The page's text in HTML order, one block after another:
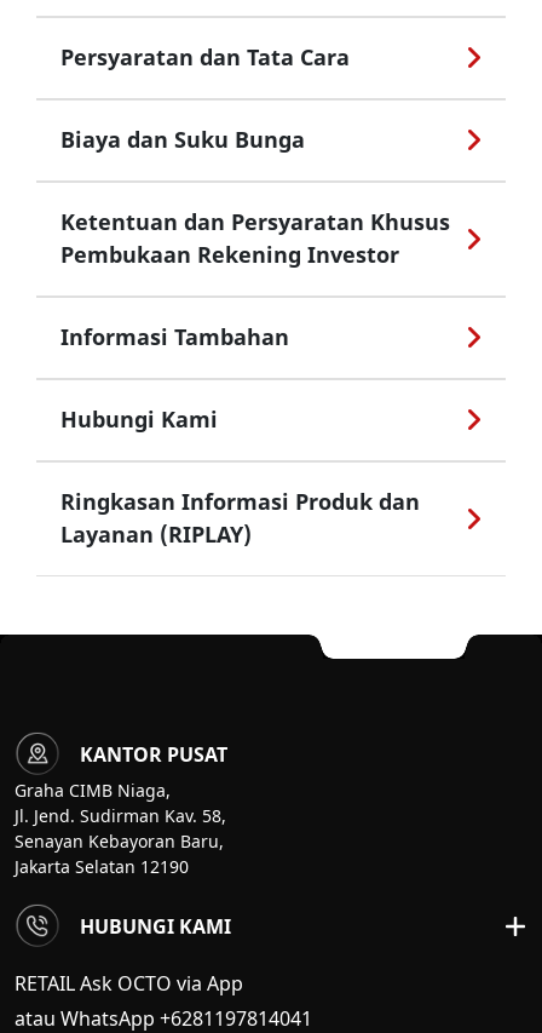
Persyaratan dan Tata Cara
Biaya dan Suku Bunga
Ketentuan dan Persyaratan Khusus
Pembukaan Rekening Investor
Informasi Tambahan
Hubungi Kami
Ringkasan Informasi Produk dan
Layanan (RIPLAY)
KANTOR PUSAT
Graha CIMB Niaga,
Jl. Jend. Sudirman Kav. 58,
Senayan Kebayoran Baru,
Jakarta Selatan 12190
HUBUNGI KAMI
RETAIL Ask OCTO via App
atau WhatsApp +6281197814041